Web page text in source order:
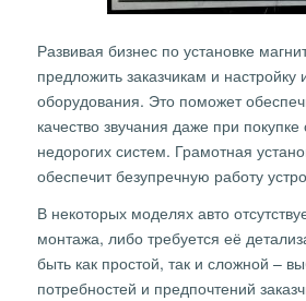
Развивая бизнес по установке
предложить заказчикам и настройку
оборудования. Это поможет
качество звучания даже при покупке
недорогих систем. Грамотная
обеспечит безупречную работу
В некоторых моделях авто
монтажа, либо требуется её
быть как простой, так и сложной –
потребностей и предпочтений